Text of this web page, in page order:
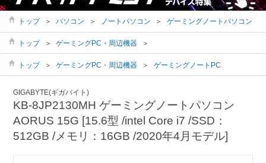
トップ ＞ パソコン ＞ ノートパソコン ＞ ゲーミングノートパソコン
トップ ＞ ゲーミングPC・周辺機器 ＞
トップ ＞ ゲーミングPC・周辺機器 ＞ ゲーミングノートPC
GIGABYTE(ギガバイト)
KB-8JP2130MH ゲーミングノートパソコン
AORUS 15G [15.6型 /intel Core i7 /SSD：
512GB /メモリ：16GB /2020年4月モデル]